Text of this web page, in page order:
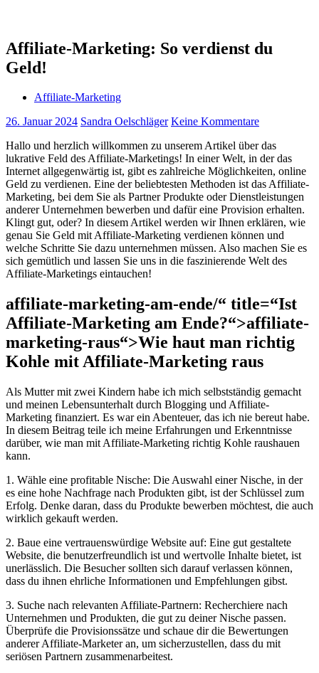
Affiliate-Marketing: So verdienst du
Geld!
Affiliate-Marketing
26. Januar 2024 Sandra Oelschläger Keine Kommentare
Hallo und herzlich willkommen zu unserem ⁢Artikel über das
lukrative Feld des Affiliate-Marketings! In einer‍ Welt, in der das
Internet allgegenwärtig ist, gibt es zahlreiche ‌Möglichkeiten, online
Geld zu verdienen. Eine⁤ der⁢ beliebtesten Methoden ist das Affiliate-
Marketing, bei dem ‍Sie als ‌Partner Produkte‌ oder Dienstleistungen
anderer​ Unternehmen bewerben und dafür eine Provision erhalten.
Klingt gut,⁣ oder? In diesem ‍Artikel⁢ werden wir Ihnen erklären, wie
genau Sie Geld mit Affiliate-Marketing verdienen können und
welche Schritte Sie dazu unternehmen müssen. Also machen Sie es
sich gemütlich und lassen ⁢Sie uns⁣ in die faszinierende Welt des
Affiliate-Marketings eintauchen!
affiliate-marketing-am-ende/“ title=“Ist
Affiliate-Marketing am Ende?“>affiliate-
marketing-raus“>Wie haut man richtig
Kohle mit⁤ Affiliate-Marketing raus
Als Mutter mit zwei Kindern ⁤habe ich mich selbstständig gemacht
und meinen Lebensunterhalt⁤ durch Blogging und Affiliate-
Marketing finanziert. Es war ein Abenteuer, das⁣ ich nie bereut habe.
In diesem Beitrag teile ich meine ‍Erfahrungen⁣ und ‍Erkenntnisse
⁢darüber, wie man‍ mit Affiliate-Marketing richtig‌ Kohle raushauen
kann.
1. Wähle eine profitable Nische: Die Auswahl einer Nische, in der
es ‍eine hohe Nachfrage nach Produkten gibt, ist der Schlüssel zum
Erfolg. Denke ‍daran, dass du Produkte bewerben möchtest, die auch
wirklich gekauft werden.
2. Baue eine vertrauenswürdige Website auf: Eine gut gestaltete
Website, die benutzerfreundlich ist und wertvolle Inhalte bietet, ist
unerlässlich. Die Besucher sollten sich darauf verlassen können,
dass du ihnen ehrliche Informationen‌ und Empfehlungen gibst.
3.‍ Suche ⁣nach relevanten Affiliate-Partnern: Recherchiere nach
Unternehmen ⁣und‌ Produkten, die gut zu deiner⁢ Nische passen.
Überprüfe die Provisionssätze‌ und schaue dir die Bewertungen
anderer Affiliate-Marketer‌ an, ‌um sicherzustellen, dass du mit
seriösen Partnern ⁣zusammenarbeitest.